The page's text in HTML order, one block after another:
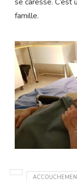
d’avoir lieu.
ventre. Notre
Là commence
l’amour. On se
se caresse.
famille.